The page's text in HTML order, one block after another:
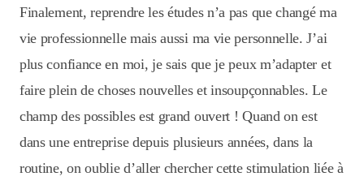
Finalement, reprendre les études n’a pas que changé ma
vie professionnelle mais aussi ma vie personnelle. J’ai
plus confiance en moi, je sais que je peux m’adapter et
faire plein de choses nouvelles et insoupçonnables. Le
champ des possibles est grand ouvert ! Quand on est
dans une entreprise depuis plusieurs années, dans la
routine, on oublie d’aller chercher cette stimulation liée à